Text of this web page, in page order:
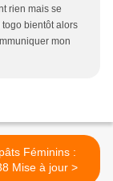
rien mais se
bientôt alors
mon
Féminins :
Album 38 Mise à jour >